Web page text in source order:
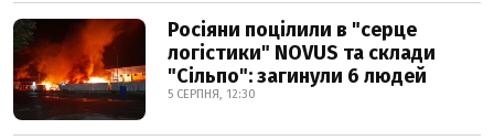
Росіяни поцілили в "серце
логістики" NOVUS та склади
"Сільпо": загинули 6 людей
5 СЕРПНЯ, 12:30